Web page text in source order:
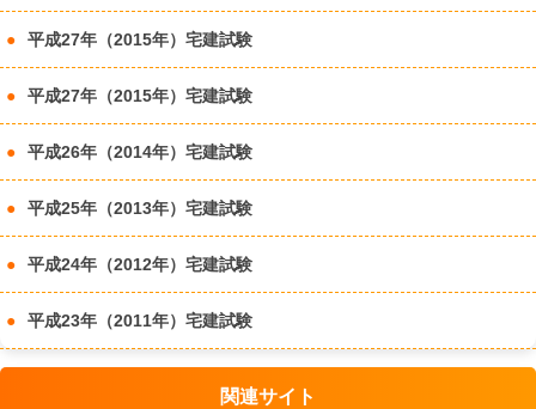
平成27年（2015年）宅建試験
平成27年（2015年）宅建試験
平成26年（2014年）宅建試験
平成25年（2013年）宅建試験
平成24年（2012年）宅建試験
平成23年（2011年）宅建試験
関連サイト